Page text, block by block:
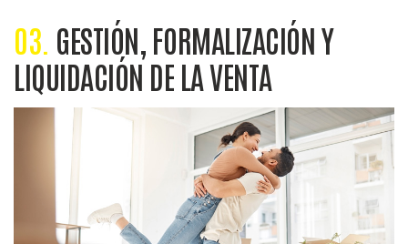
03. GESTIÓN, FORMALIZACIÓN Y
LIQUIDACIÓN DE LA VENTA